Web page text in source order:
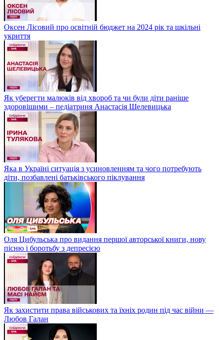
Оксен Лісовий про освітній бюджет на 2024 рік та шкільні
укриття
Як уберегти малюків від хвороб та чи були діти раніше
здоровішими – педіатриня Анастасія Шелевицька
Яка в Україні ситуація з усиновленням та чого потребують
діти, позбавлені батьківського піклування
Оля Цибульська про видання першої авторської книги, нову
пісню і боротьбу з депресією
Як захистити права військових та їхніх родин під час війни —
Любов Галан